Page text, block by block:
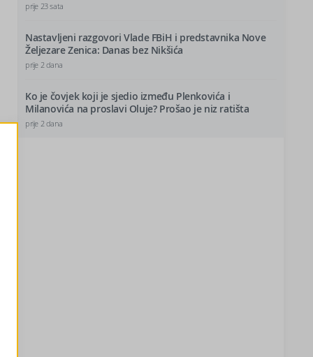
prije 23 sata
Nastavljeni razgovori Vlade FBiH i predstavnika Nove
Željezare Zenica: Danas bez Nikšića
prije 2 dana
Ko je čovjek koji je sjedio između Plenkovića i
Milanovića na proslavi Oluje? Prošao je niz ratišta
prije 2 dana